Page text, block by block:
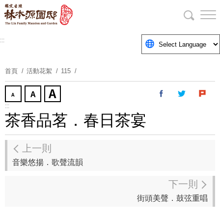
跳
到
要
塊
:::
首頁 活動花絮 115
:::
茶香品茗．春日茶宴
上一則
音樂悠揚．歌聲流韻
下一則
街頭美聲．鼓弦重唱